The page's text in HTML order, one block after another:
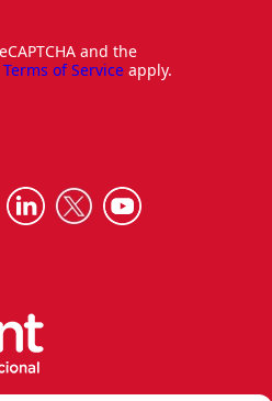
and the
Terms of Service apply.